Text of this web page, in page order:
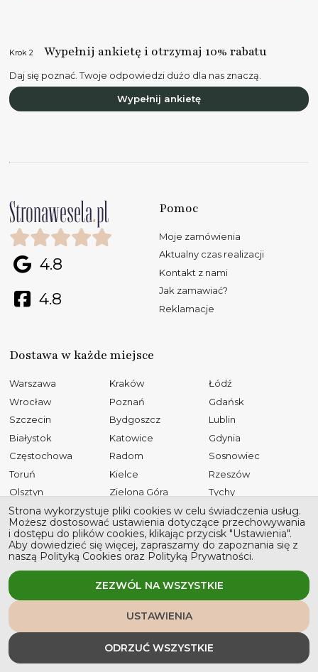
Krok 2 Wypełnij ankietę i otrzymaj 10% rabatu
Daj się poznać. Twoje odpowiedzi dużo dla nas znaczą.
Wypełnij ankietę
4.8
4.8
Pomoc
Moje zamówienia
Aktualny czas realizacji
Kontakt z nami
Jak zamawiać?
Reklamacje
Dostawa w każde miejsce
Warszawa Kraków
Łódź
Wrocław
Poznań
Gdańsk
Szczecin
Bydgoszcz
Lublin
Białystok
Katowice
Gdynia
Częstochowa
Radom
Sosnowiec
Toruń
Kielce
Rzeszów
Olsztyn
Zielona Góra
Tychy
Opole
Gliwice
Płock
Bielsko-Biała
Elbląg
Ruda Śląska
Rybnik
Tarnów
Kalisz
Koszalin
Słupsk
Wszystkie prawa zastrzeżone © 2026 Stronawesela
Strona wykorzystuje pliki cookies w celu świadczenia usług.
Możesz dostosować ustawienia dotyczące przechowywania
i dostępu do plików cookies, klikając przycisk "Ustawienia".
Aby dowiedzieć się więcej, zapraszamy do zapoznania się z
naszą Polityką Cookies oraz Polityką Prywatności.
ZEZWÓL NA WSZYSTKIE
USTAWIENIA
ODRZUĆ WSZYSTKIE